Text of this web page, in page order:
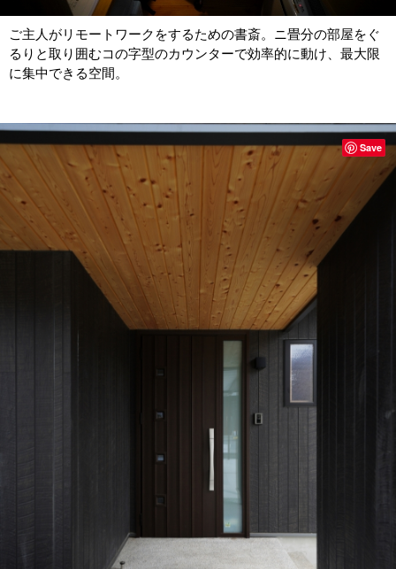
ご主人がリモートワークをするための書斎。ニ畳分の部屋をぐ
るりと取り囲むコの字型のカウンターで効率的に動け、最大限
に集中できる空間。
Save